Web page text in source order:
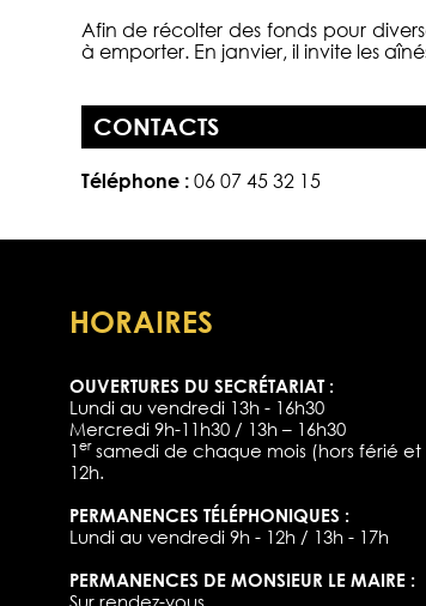
Afin de récolter des fonds pour
à emporter. En janvier, il invite les
CONTACTS
Téléphone :06 07 45 32 15
HORAIRES
OUVERTURES DU SECRÉTARIAT :
Lundi au vendredi 13h - 16h30
Mercredi 9h-11h30 / 13h – 16h30
1 ersamedi de chaque mois (hors férié
12h.
PERMANENCES TÉLÉPHONIQUES :
Lundi au vendredi 9h - 12h / 13h - 17h
PERMANENCES DE MONSIEUR LE MAIRE :
Sur rendez-vous